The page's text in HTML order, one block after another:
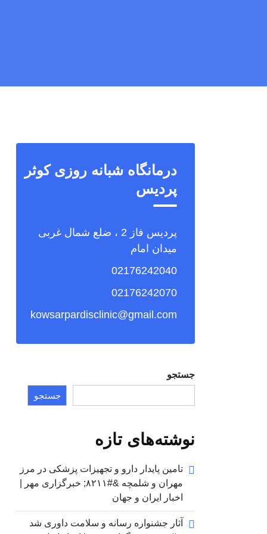
درمانگاه شبانه روزی کوثر
پردیس
پردیس فاز 2 ، ضلع شمال غربی
میدان امام
02176242040
02176242070
kowsarpardisclinic@gmail.com
جستجو
جستجو
نوشته‌های تازه
تامین پایدار دارو و تجهیزات پزشکی در مرز
مهران و شلمچه &#۸۲۱۱; خبرگزاری مهر |
اخبار ایران و جهان
آثار جشنواره رسانه و سلامت داوری شد